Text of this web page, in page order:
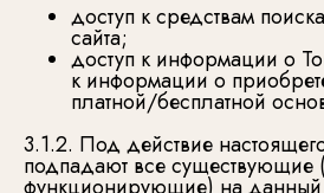
доступ к средствам
сайта;
доступ к информации о
к информации о
платной/бесплатной
3.1.2. Под действие
подпадают все существующие